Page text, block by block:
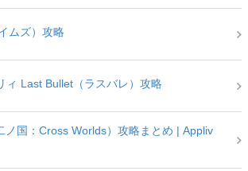
ムズ）攻略
ィ Last Bullet（ラスバレ）攻略
ノ国：Cross Worlds）攻略まとめ | Appliv